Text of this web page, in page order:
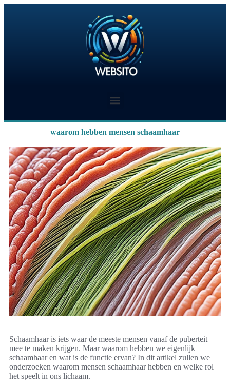
waarom hebben mensen schaamhaar
Schaamhaar is iets waar de meeste mensen vanaf de puberteit
mee te maken krijgen. Maar waarom hebben we eigenlijk
schaamhaar en wat is de functie ervan? In dit artikel zullen we
onderzoeken waarom mensen schaamhaar hebben en welke rol
het speelt in ons lichaam.